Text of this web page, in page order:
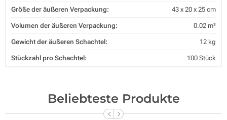
Größe der äußeren Verpackung: 43 x 20 x 25 cm
Volumen der äußeren Verpackung: 0.02 m³
Gewicht der äußeren Schachtel: 12 kg
Stückzahl pro Schachtel: 100 Stück
Beliebteste Produkte